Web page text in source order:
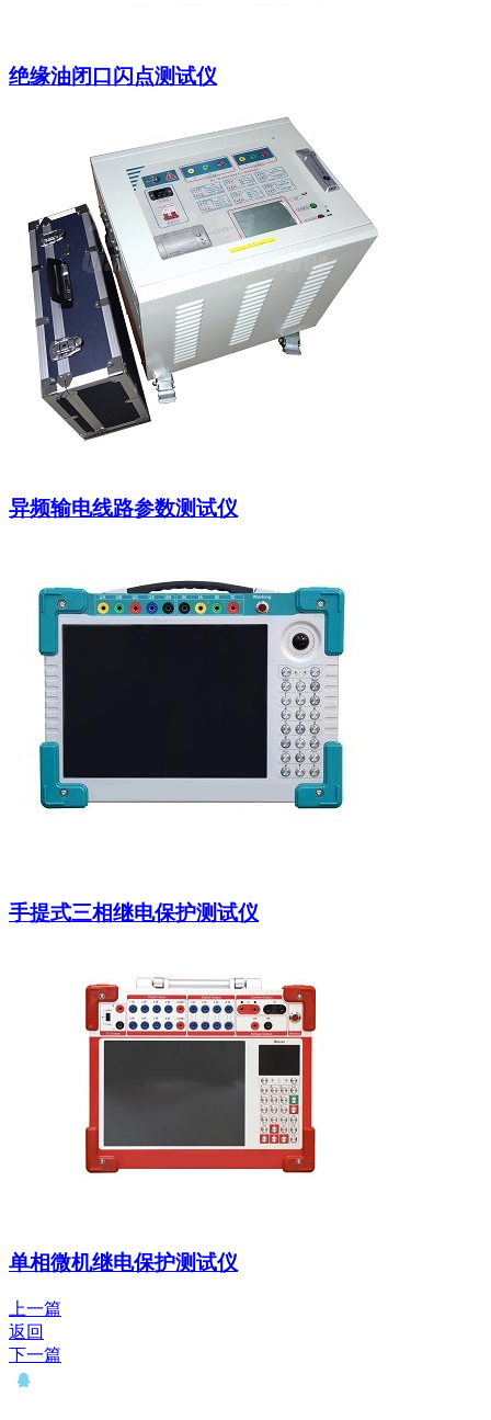
绝缘油闭口闪点测试仪
异频输电线路参数测试仪
手提式三相继电保护测试仪
单相微机继电保护测试仪
上一篇
返回
下一篇